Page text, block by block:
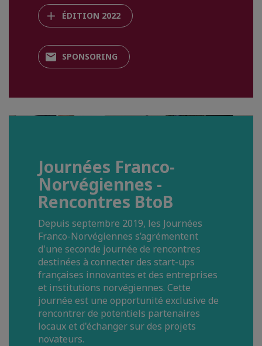
ÉDITION 2022
SPONSORING
Journées Franco-
Norvégiennes -
Rencontres BtoB
Depuis septembre 2019, les Journées
Franco-Norvégiennes s’agrémentent
d'une seconde journée de rencontres
destinées à connecter des start-ups
françaises innovantes et des entreprises
et institutions norvégiennes. Cette
journée est une opportunité exclusive de
rencontrer de potentiels partenaires
locaux et d'échanger sur des projets
novateurs.